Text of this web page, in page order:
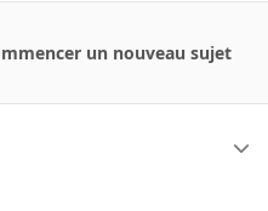
un nouveau sujet